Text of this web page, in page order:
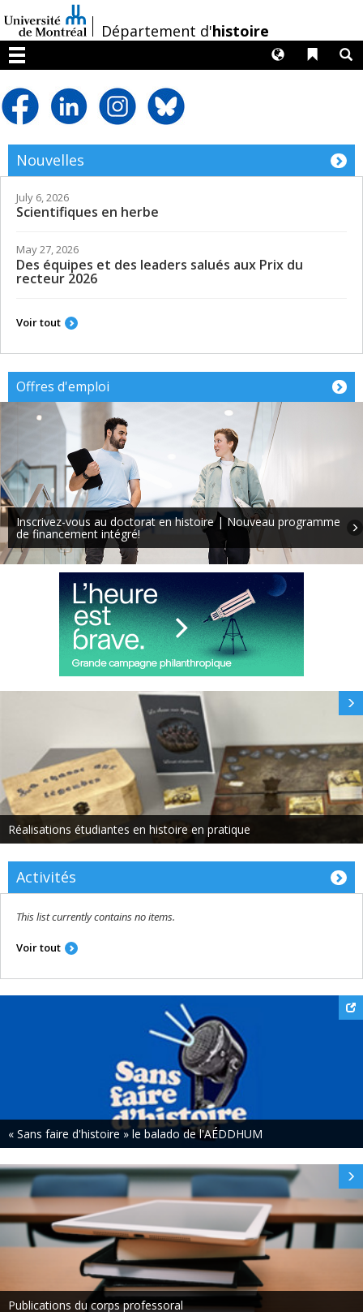
au
contenu
/Département d'histoire
Menu
Liens
Langues
Nouvelles
July 6, 2026
Scientifiques en herbe
May 27, 2026
Des équipes et des leaders salués aux Prix du
recteur 2026
Voir tout
Offres d'emploi
au doctorat en histoire | Nouveau programme
intégré!
Expertises
Canada
Services de
Réalisations étudiantes en histoire en pratique
Activités
This list currently contains no items.
Voir tout
« Sans faire d'histoire » le balado de l'AÉDDHUM
Publications du corps professoral